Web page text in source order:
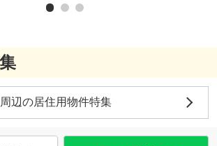
辺の居住用物件特集